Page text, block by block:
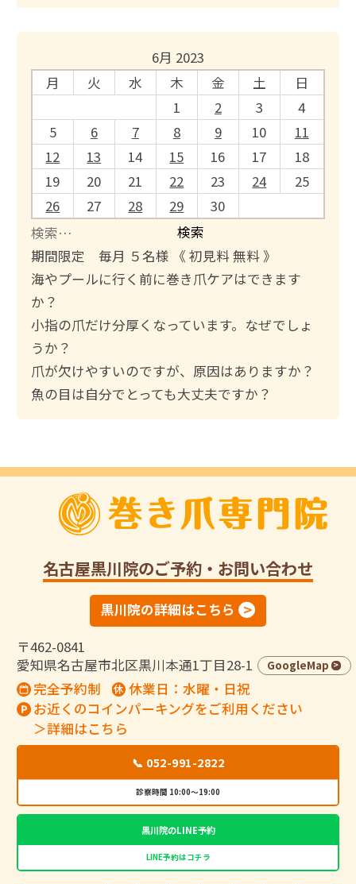
6月 2023
月
火 水 木 金 土
日
1
2 3
4
5
6 7 8 9 10
11
12
13 14 15 16 17
18
19
20 21 22 23 24
25
26
27 28 29
30
検
索
:
期間限定 毎月 ５名様 《 初見料 無料 》
海やプールに行く前に巻き爪ケアはできます
か？
小指の爪だけ分厚くなっています。なぜでしょ
うか？
爪が欠けやすいのですが、原因はありますか？
魚の目は自分でとっても大丈夫ですか？
名古屋黒川院のご予約・お問い合わせ
黒川院の詳細はこちら
〒462-0841
愛知県名古屋市北区黒川本通1丁目28-1
GoogleMap
完全予約制
休業日：水曜・日祝
お近くのコインパーキングをご利用ください
＞詳細はこちら
📞 052-991-2822
診察時間 10:00～19:00
黒川院のLINE予約
LINE予約はコチラ